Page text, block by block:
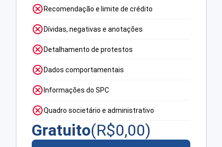
Recomendação e limite de crédito
Dívidas, negativas e anotações
Detalhamento de protestos
Dados comportamentais
Informações do SPC
Quadro societário e administrativo
Gratuito(R$0,00)